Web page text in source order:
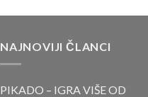
NAJNOVIJI ČLANCI
PIKADO – IGRA VIŠE OD